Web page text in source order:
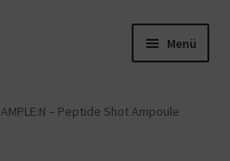
Menü
AMPLE:N – Peptide Shot Ampoule